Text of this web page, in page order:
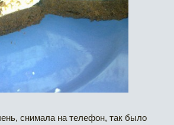
снимала на телефон, так было